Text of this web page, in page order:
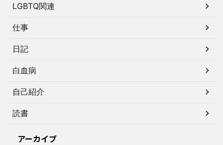
LGBTQ関連
仕事
日記
白血病
自己紹介
読書
アーカイブ